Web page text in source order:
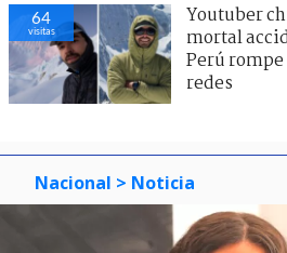
64
visitas
Youtuber
mortal
Perú
redes
Nacional > Noticia